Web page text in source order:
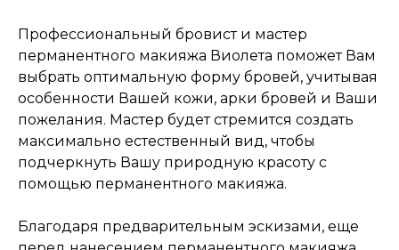
Профессиональный бровист и мастер
перманентного макияжа Виолета поможет Вам
выбрать оптимальную форму бровей, учитывая
особенности Вашей кожи, арки бровей и Ваши
пожелания. Мастер будет стремится создать
максимально естественный вид, чтобы
подчеркнуть Вашу природную красоту с
помощью перманентного макияжа.
Благодаря предварительным эскизами, еще